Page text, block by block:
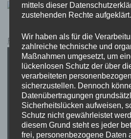
Pokémon Schwert und Schild
mittels dieser
zustehenden Rechte aufgeklärt.
Wir haben als für die
zahlreiche technische und
Maßnahmen umgesetzt, um
lückenlosen Schutz der über
verarbeiteten
sicherzustellen. Dennoch
Datenübertragungen
Sicherheitslücken aufweisen,
Schutz nicht gewährleistet
diesem Grund steht es jeder
frei, personenbezogene Daten